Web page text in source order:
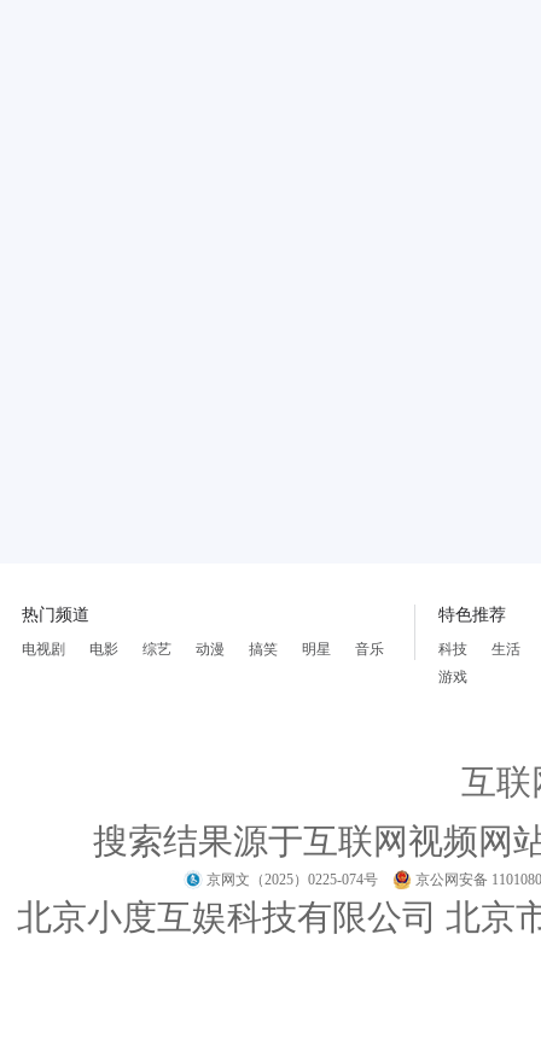
热门频道
电视剧 电影 综艺 动漫 搞笑 明星 音乐
特色推荐
科技
生活
游戏
互联
搜索结果源于互联网视频网
京网文（2025）0225-074号 京公网安备
北京小度互娱科技有限公司 北京